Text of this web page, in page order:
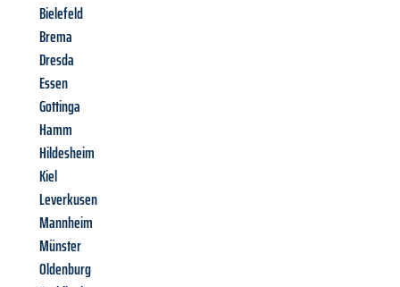
Bielefeld
Brema
Dresda
Essen
Gottinga
Hamm
Hildesheim
Kiel
Leverkusen
Mannheim
Münster
Oldenburg